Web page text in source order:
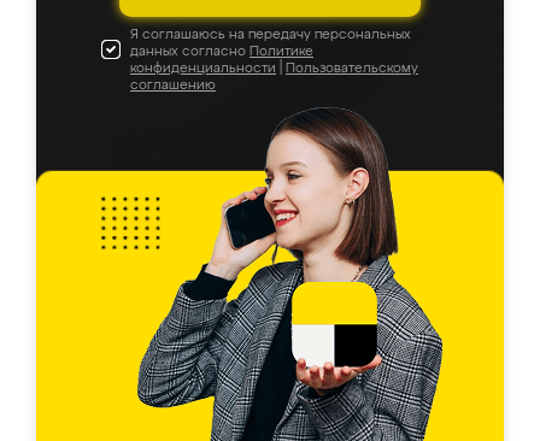
Я соглашаюсь на передачу персональных
данных согласно Политике
конфиденциальности
Пользовательскому
соглашению